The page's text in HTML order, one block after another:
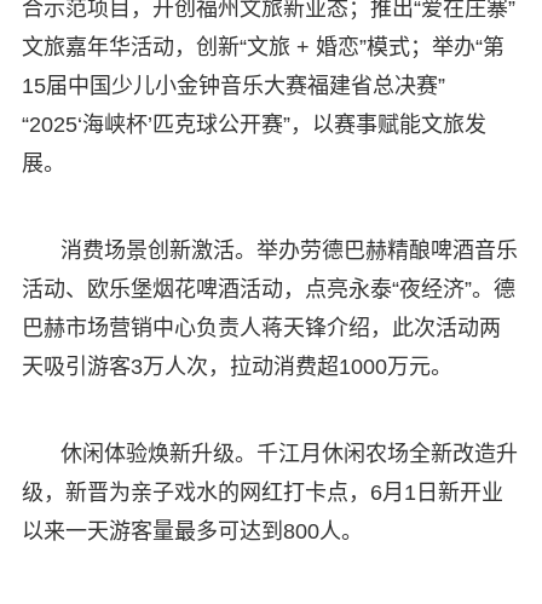
合示范项目，开创福州文旅新业态；推出“爱在庄寨”
文旅嘉年华活动，创新“文旅 + 婚恋”模式；举办“第
15届中国少儿小金钟音乐大赛福建省总决赛”
“2025‘海峡杯’匹克球公开赛”，以赛事赋能文旅发
展。
消费场景创新激活。举办劳德巴赫精酿啤酒音乐
活动、欧乐堡烟花啤酒活动，点亮永泰“夜经济”。德
巴赫市场营销中心负责人蒋天锋介绍，此次活动两
天吸引游客3万人次，拉动消费超1000万元。
休闲体验焕新升级。千江月休闲农场全新改造升
级，新晋为亲子戏水的网红打卡点，6月1日新开业
以来一天游客量最多可达到800人。